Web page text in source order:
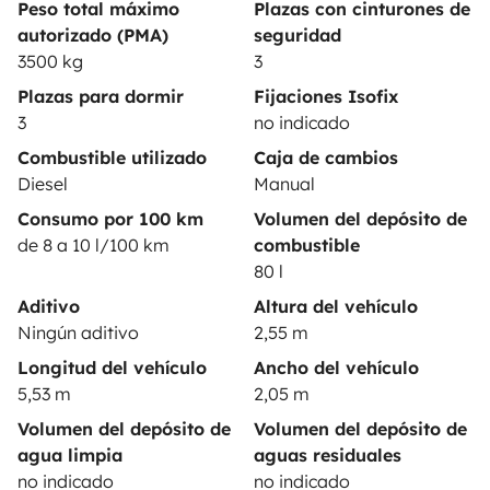
Peso total máximo
autorizado (PMA)
3500 kg
Plazas con cinturones de
seguridad
3
Plazas para dormir
3
Fijaciones Isofix
no indicado
Combustible utilizado
Diesel
Caja de cambios
Manual
Consumo por 100 km
de 8 a 10 l/100 km
Volumen del depósito de
combustible
80 l
Aditivo
Ningún aditivo
Altura del vehículo
2,55 m
Longitud del vehículo
5,53 m
Ancho del vehículo
2,05 m
Volumen del depósito de
agua limpia
no indicado
Volumen del depósito de
aguas residuales
no indicado
Asistencias de alquiler
Ayuda propietario
Medios de pago seguros Pago en varios plazos
Descargar en
Disponible en
Google Play
© 2026 Yescapa
Empleo
Confidencialidad
Cookies